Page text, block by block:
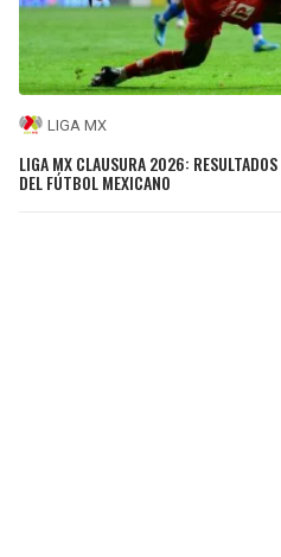
LIGA MX
LIGA MX CLAUSURA 2026:
DEL FÚTBOL MEXICANO